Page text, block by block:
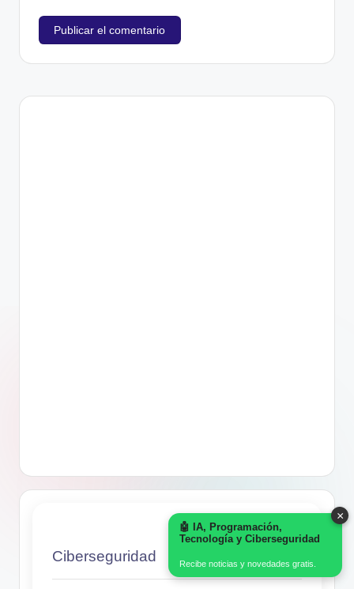
Ciberseguridad
×
🤖 IA, Programación,
Tecnología y Ciberseguridad
Recibe noticias y novedades gratis.